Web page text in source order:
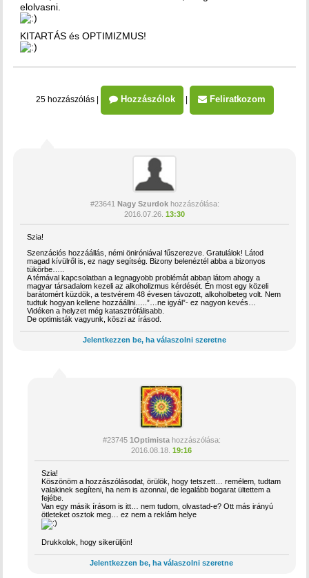
elolvasni.
KITARTÁS és OPTIMIZMUS!
25 hozzászólás| Hozzászólok Feliratkozom
#23641 Nagy Szurdokhozzászólása:
2016.07.26. 13:30
Szia!
Szenzációs hozzáállás, némi öniróniával fűszerezve. Gratulálok! Látod
magad kívülről is, ez nagy segítség. Bizony belenéztél abba a bizonyos
tükörbe…..
A témával kapcsolatban a legnagyobb problémát abban látom ahogy a
magyar társadalom kezeli az alkoholizmus kérdését. Én most egy közeli
barátomért küzdök, a testvérem 48 évesen távozott, alkoholbeteg volt. Nem
tudtuk hogyan kellene hozzáállni…..”…ne igyál”- ez nagyon kevés…
Vidéken a helyzet még katasztrófálisabb.
De optimisták vagyunk, köszi az írásod.
Jelentkezzen be, ha válaszolni szeretne
#23745 1Optimistahozzászólása:
2016.08.18. 19:16
Szia!
Köszönöm a hozzászólásodat, örülök, hogy tetszett… remélem, tudtam
valakinek segíteni, ha nem is azonnal, de legalább bogarat ültettem a
fejébe.
Van egy másik írásom is itt… nem tudom, olvastad-e? Ott más irányú
ötleteket osztok meg… ez nem a reklám helye
Drukkolok, hogy sikerüljön!
Jelentkezzen be, ha válaszolni szeretne